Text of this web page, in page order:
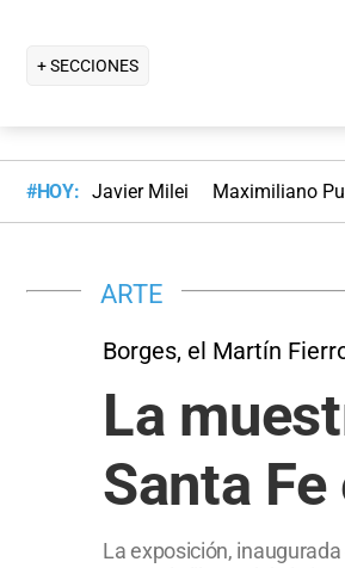
+ SECCIONES
#HOY: Javier Milei Maximiliano
ARTE
Borges, el Martín
La
Santa
La exposición,